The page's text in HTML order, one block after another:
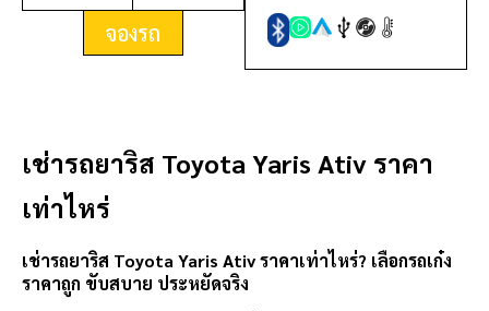
จองรถ
เช่ารถยาริส Toyota Yaris Ativ ราคา
เท่าไหร่
เช่ารถยาริส Toyota Yaris Ativ ราคาเท่าไหร่? เลือกรถเก๋ง
ราคาถูก ขับสบาย ประหยัดจริง